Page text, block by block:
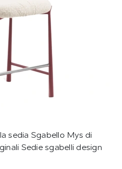
sedia Sgabello Mys di
Sedie sgabelli design